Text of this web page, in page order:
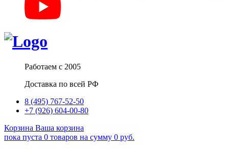
Работаем с 2005
Доставка по всей РФ
8 (495) 767-52-50
+7 (926) 604-00-80
Корзина Ваша корзина
пока пуста 0 товаров на сумму 0 руб.